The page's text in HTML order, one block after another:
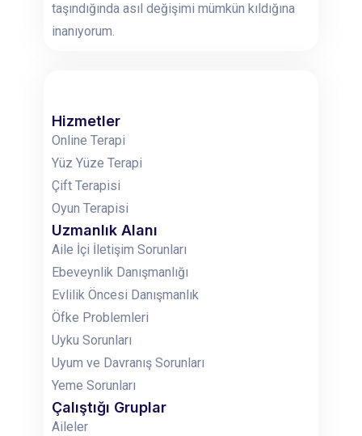
taşındığında asıl değişimi mümkün kıldığına
inanıyorum.
Hizmetler
Online Terapi
Yüz Yüze Terapi
Çift Terapisi
Oyun Terapisi
Uzmanlık Alanı
Aile İçi İletişim Sorunları
Ebeveynlik Danışmanlığı
Evlilik Öncesi Danışmanlık
Öfke Problemleri
Uyku Sorunları
Uyum ve Davranış Sorunları
Yeme Sorunları
Çalıştığı Gruplar
Aileler